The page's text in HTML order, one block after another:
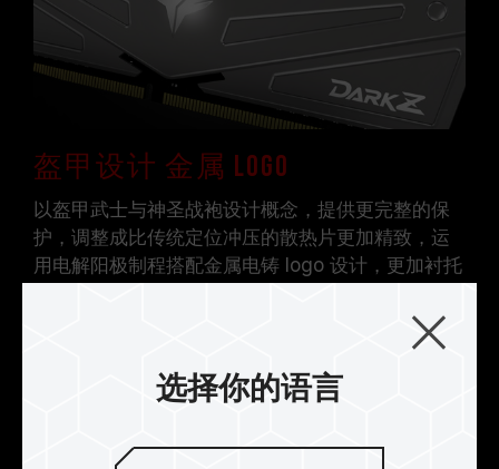
盔甲设计 金属 LOGO
以盔甲武士与神圣战袍设计概念，提供更完整的保
护，调整成比传统定位冲压的散热片更加精致，运
用电解阳极制程搭配金属电铸 logo 设计，更加衬托
选择你的语言